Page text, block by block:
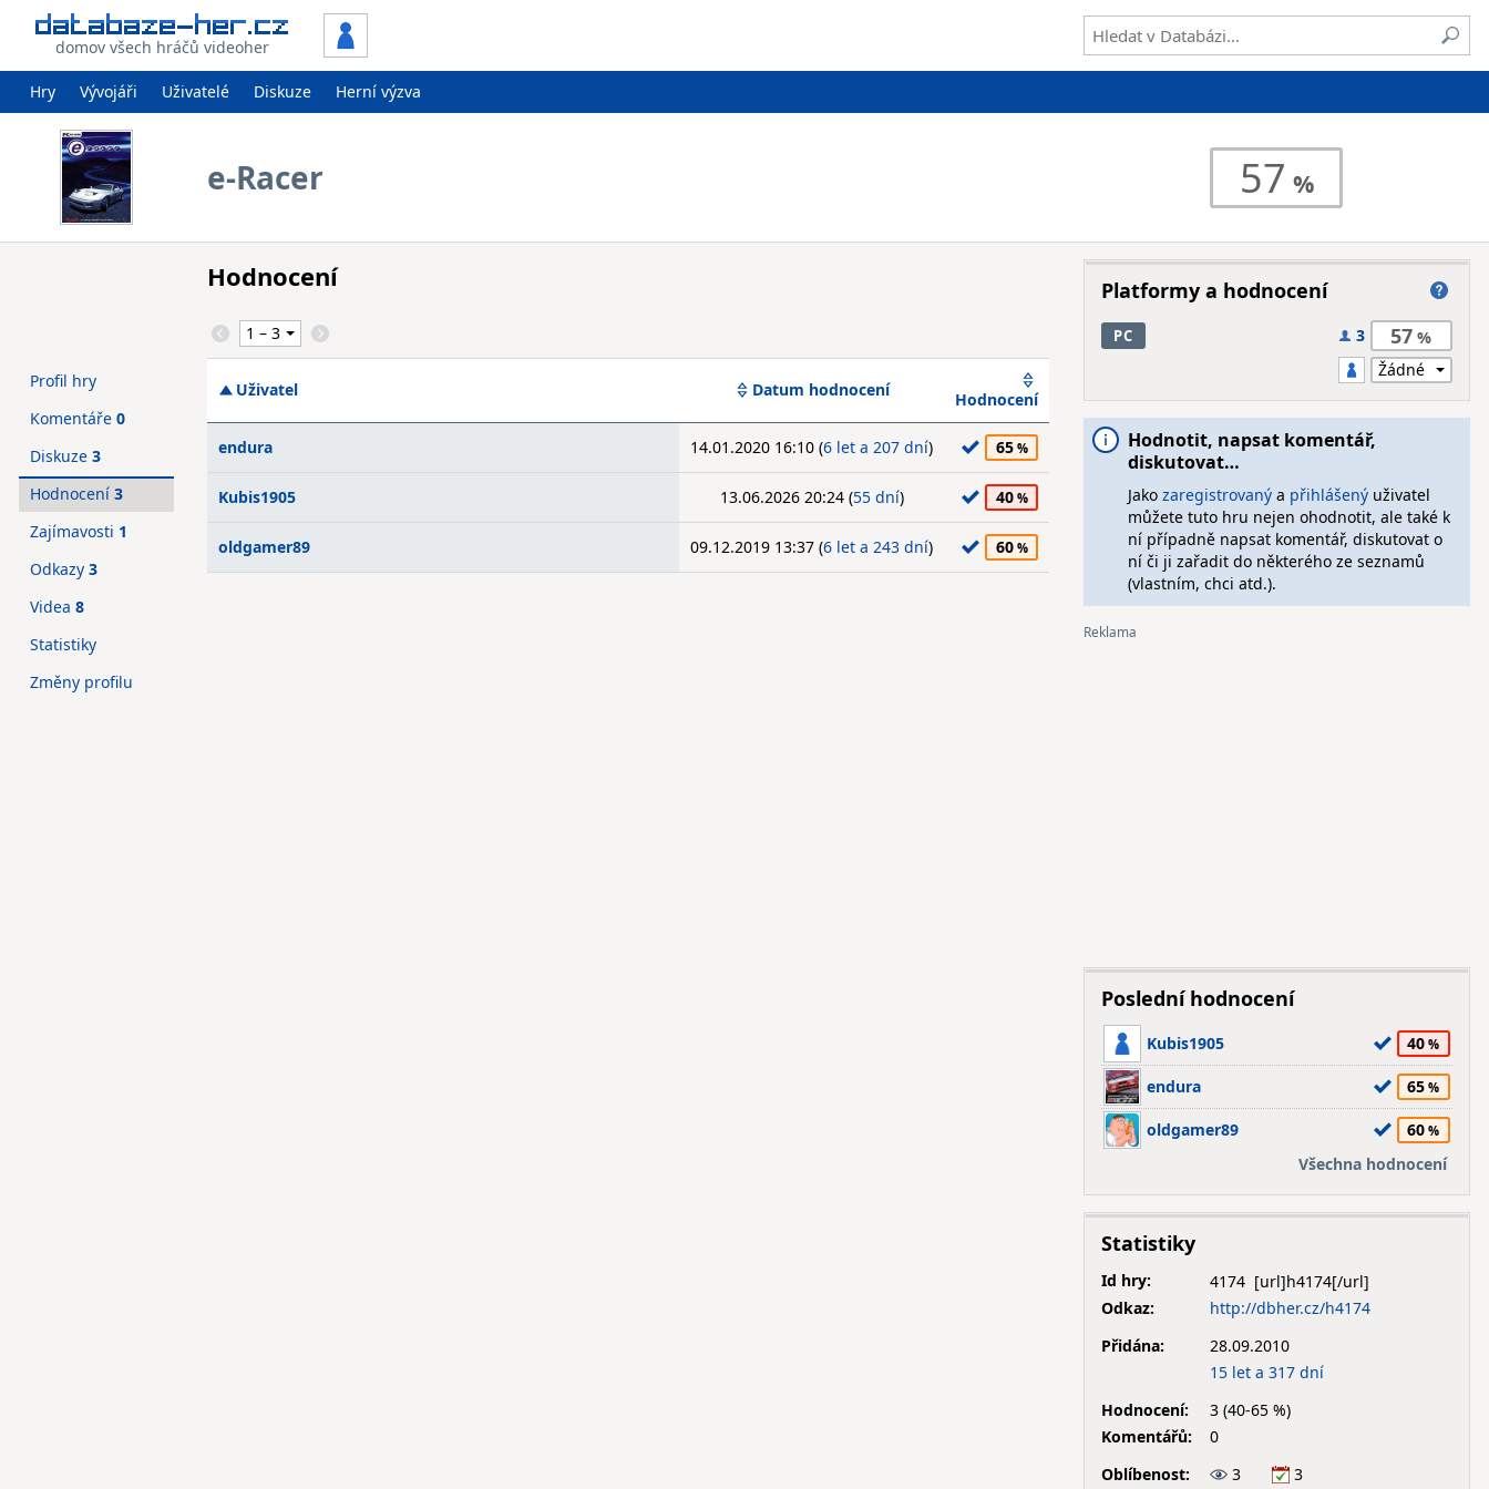
domov všech hráčů videoher
Hry Vývojáři Uživatelé Diskuze Herní výzva
e-Racer 57
Hodnocení
Uživatel Datum hodnocení Hodnocení
endura 14.01.2020 16:10 (6 let a 207 dní) 65
Kubis1905 13.06.2026 20:24 (55 dní) 40
oldgamer89 09.12.2019 13:37 (6 let a 243 dní) 60
Profil hry
Komentáře 0
Diskuze 3
Hodnocení 3
Zajímavosti 1
Odkazy 3
Videa 8
Statistiky
Změny profilu
Platformy a hodnocení
PC 3 57
Hodnotit, napsat komentář,
diskutovat…
Jako zaregistrovanýa přihlášenýuživatel
můžete tuto hru nejen ohodnotit, ale také k
ní případně napsat komentář, diskutovat o
ní či ji zařadit do některého ze seznamů
(vlastním, chci atd.).
Poslední hodnocení
Kubis1905 40
endura 65
oldgamer89
60
Všechna hodnocení
Statistiky
Id hry:
4174
Odkaz:
http://dbher.cz/h4174
Přidána:
28.09.2010
15 let a 317 dní
Hodnocení:
3 (40-65 %)
Komentářů:
0
Oblíbenost:
3 3